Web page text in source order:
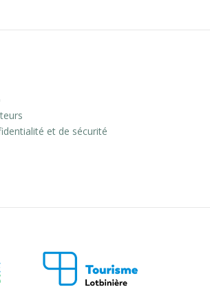
et de sécurité